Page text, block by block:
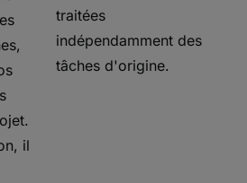
il
traitées
indépendamment des
tâches d'origine.